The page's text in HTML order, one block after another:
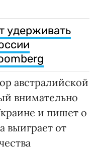
удерживать
австралийской
внимательно
и пишет о
выиграет от